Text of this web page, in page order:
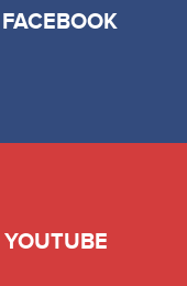
FACEBOOK
YOUTUBE